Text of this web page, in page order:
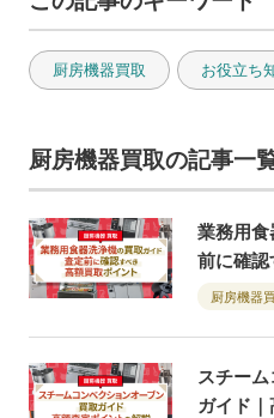
厨房機器買取 お役立ち
厨房機器買取の記事一
業務用食
前に確認
厨房機器
スチー
ガイド